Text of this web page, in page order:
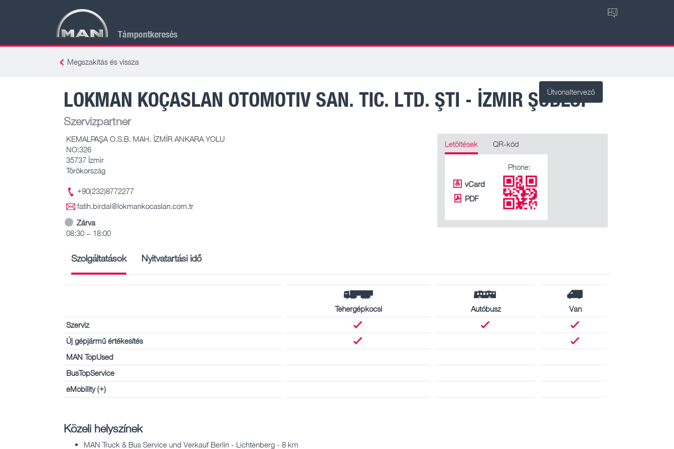
Támpontkeresés
HU
Megszakítás és vissza
Útvonaltervező
LOKMAN KOÇASLAN OTOMOTIV SAN. TIC. LTD. ŞTI - İZMIR ŞUBESI
Szervizpartner
KEMALPAŞA O.S.B. MAH. İZMİR ANKARA YOLU
NO:326
35737 İzmir
Törökország
+90(232)8772277
fatih.birdal@lokmankocaslan.com.tr
Zárva
08:30 – 18:00
Letöltések QR-kód
vCard
PDF
Phone:
Szolgáltatások Nyitvatartási idő
Tehergépkocsi Autóbusz
Van
Szerviz
Új gépjármű értékesítés
MAN TopUsed
BusTopService
eMobility (+)
Közeli helyszínek
MAN Truck & Bus Service und Verkauf Berlin - Lichtenberg - 8 km